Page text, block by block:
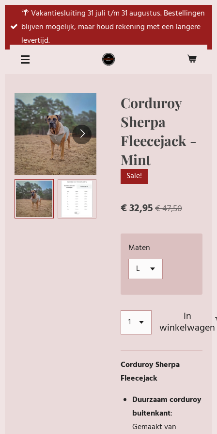
direct
de
hoofdinhoud
🌴 Vakantiesluiting 31 juli t/m 31 augustus. Bestellingen
blijven mogelijk, maar houd rekening met een langere
levertijd.
Corduroy
Sherpa
Fleecejack -
Mint
Sale!
€ 32,95€ 47,50
Maten
In
winkelwagen
Corduroy Sherpa
Fleecejack
Duurzaam corduroy
buitenkant:
Gemaakt van